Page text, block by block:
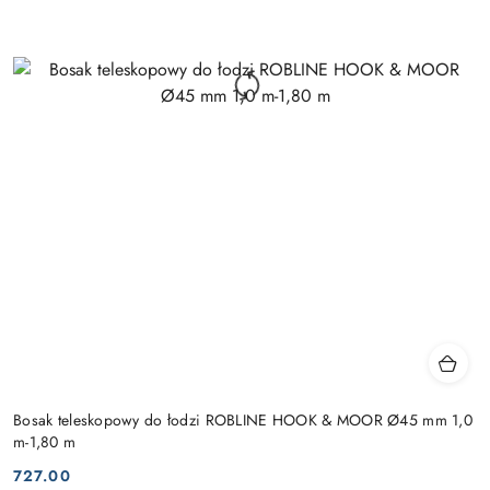
Bosak teleskopowy do łodzi ROBLINE HOOK & MOOR Ø45 mm 1,0
m-1,80 m
727.00